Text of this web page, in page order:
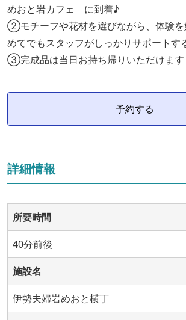
めおと岩カフェ に到着♪
②モチーフや花材を選びながら、体験を
めてでもスタッフがしっかりサポート
③完成品は当日お持ち帰りいただけます
予約する
詳細情報
所要時間
40分前後
施設名
伊勢夫婦岩めおと横丁